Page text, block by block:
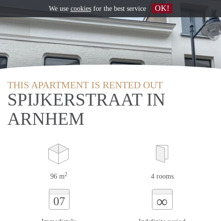
THIS APARTMENT IS RENTED OUT
SPIJKERSTRAAT IN
ARNHEM
96 m2 4 rooms
07 ∞
We use cookiesfor the best service OK!